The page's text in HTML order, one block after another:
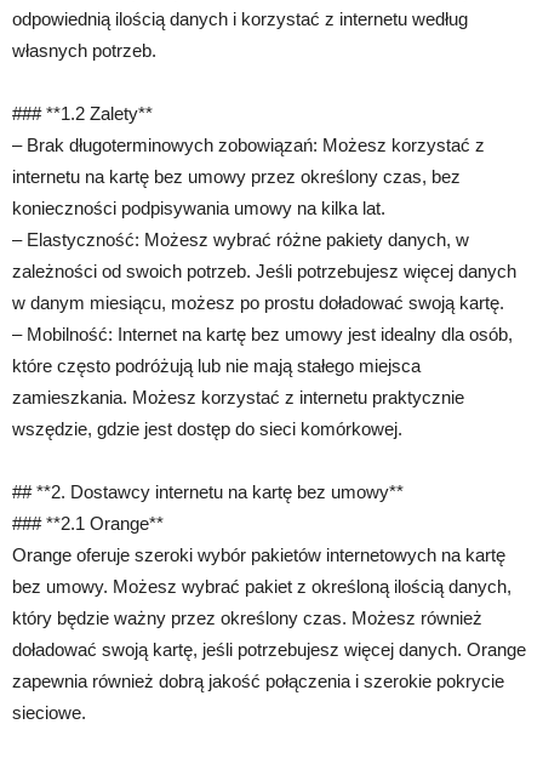
odpowiednią ilością danych i korzystać z internetu według
własnych potrzeb.
### **1.2 Zalety**
– Brak długoterminowych zobowiązań: Możesz korzystać z
internetu na kartę bez umowy przez określony czas, bez
konieczności podpisywania umowy na kilka lat.
– Elastyczność: Możesz wybrać różne pakiety danych, w
zależności od swoich potrzeb. Jeśli potrzebujesz więcej danych
w danym miesiącu, możesz po prostu doładować swoją kartę.
– Mobilność: Internet na kartę bez umowy jest idealny dla osób,
które często podróżują lub nie mają stałego miejsca
zamieszkania. Możesz korzystać z internetu praktycznie
wszędzie, gdzie jest dostęp do sieci komórkowej.
## **2. Dostawcy internetu na kartę bez umowy**
### **2.1 Orange**
Orange oferuje szeroki wybór pakietów internetowych na kartę
bez umowy. Możesz wybrać pakiet z określoną ilością danych,
który będzie ważny przez określony czas. Możesz również
doładować swoją kartę, jeśli potrzebujesz więcej danych. Orange
zapewnia również dobrą jakość połączenia i szerokie pokrycie
sieciowe.